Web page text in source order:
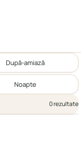
După-amiază
Noapte
0 rezultate